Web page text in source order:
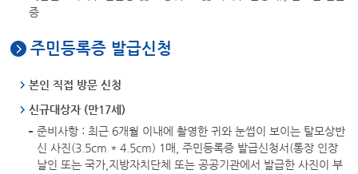
증
주민등록증 발급신청
본인 직접 방문 신청
신규대상자 (만17세)
준비사항 : 최근 6개월 이내에 촬영한 귀와 눈썹이 보이는 탈모상반
신 사진(3.5cm * 4.5cm) 1매, 주민등록증 발급신청서(통장 인장
날인 또는 국가,지방자치단체 또는 공공기관에서 발급한 사진이 부